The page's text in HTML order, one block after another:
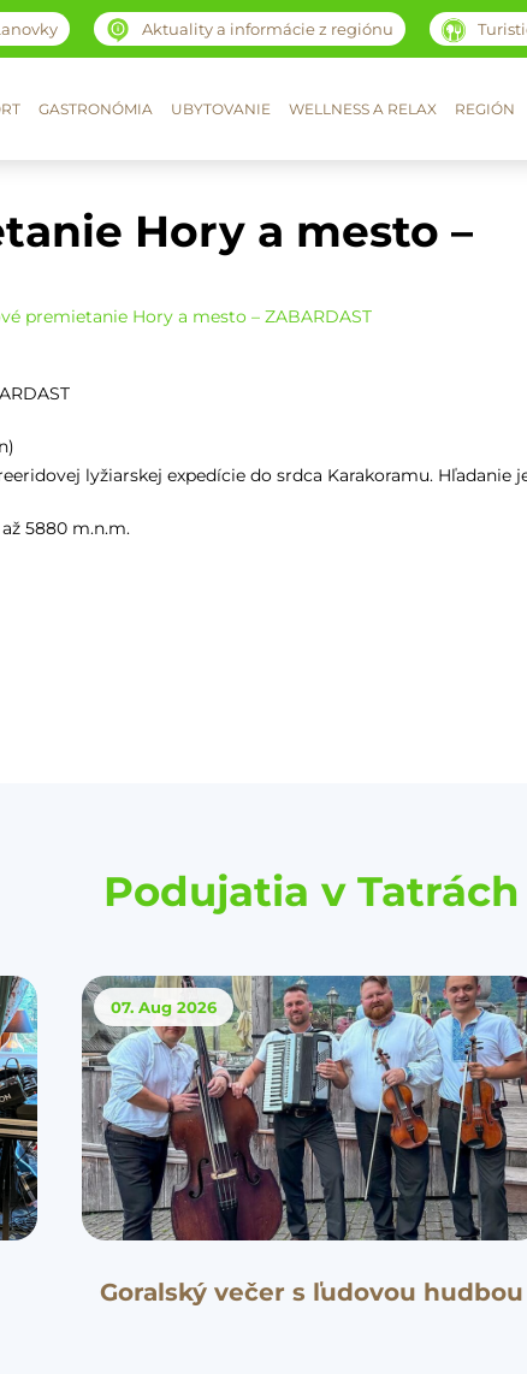
Aktuality a informácie z regiónu
GASTRONÓMIA UBYTOVANIE WELLNESS A RELAX REGIÓN
Hory a mesto –
premietanie Hory a mesto – ZABARDAST
lyžiarskej expedície do srdca Karakoramu. Hľadanie
5880 m.n.m.
Podujatia v Tatrách
07. Aug2026
Goralský večer s ľudovou hudbou